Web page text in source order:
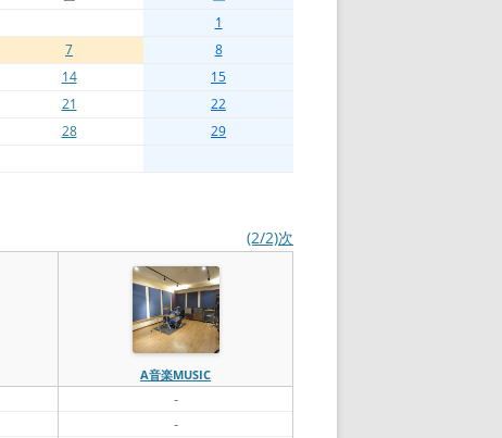
1
7
8
14
15
21
22
28
29
(2/2)次
A音楽MUSIC
-
-